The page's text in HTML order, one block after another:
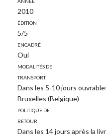
2010
Édition
5/5
Encadré
Oui
Modalités de
transport
Dans les 5-10 jours
Bruxelles (Belgique)
Politique de
retour
Dans les 14 jours après la